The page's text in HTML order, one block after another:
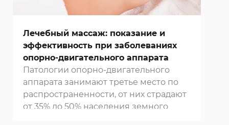
Лечебный массаж: показание и
эффективность при заболеваниях
опорно-двигательного аппарата
Патологии опорно-двигательного
аппарата занимают третье место по
распространенности, от них страдают
от 35% до 50% населения земного